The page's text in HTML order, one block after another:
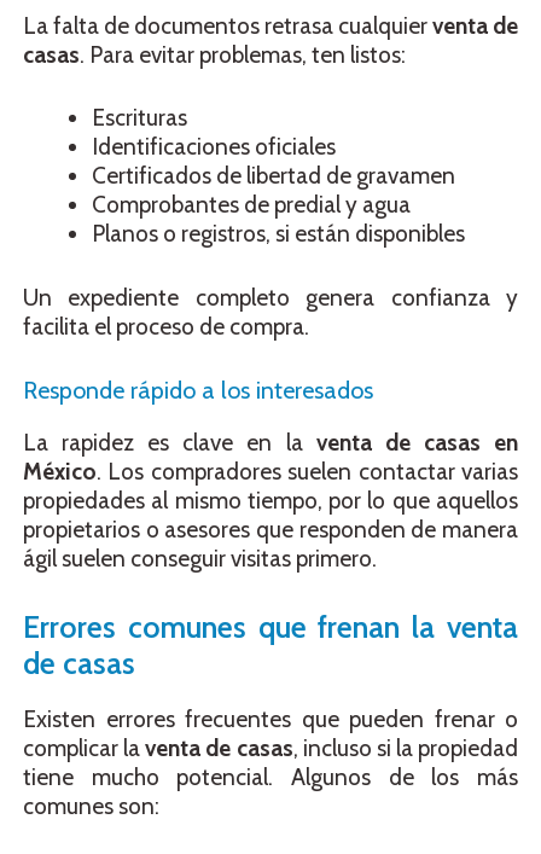
La falta de documentos retrasa cualquierventa de
casas. Para evitar problemas, ten listos:
Escrituras
Identificaciones oficiales
Certificados de libertad de gravamen
Comprobantes de predial y agua
Planos o registros, si están disponibles
Un expediente completo genera confianza y
facilita el proceso de compra.
Responde rápido a los interesados
La rapidez es clave en la venta de casas en
México. Los compradores suelen contactar varias
propiedades al mismo tiempo, por lo que aquellos
propietarios o asesores que responden de manera
ágil suelen conseguir visitas primero.
Errores comunes que frenan la venta
de casas
Existen errores frecuentes que pueden frenar o
complicar laventa de casas, incluso si la propiedad
tiene mucho potencial. Algunos de los más
comunes son: